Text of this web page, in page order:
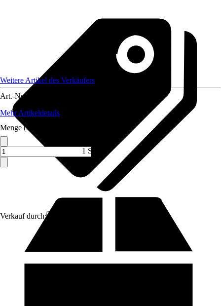
Verkauf durch:
Weitere Artikel des Verkäufers
Art.-Nr.
Mehr Artikeldetails
Menge (ST)
1 ST